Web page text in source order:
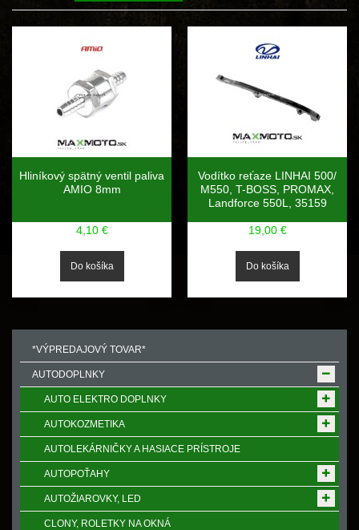
Hliníkový spätný ventil paliva
AMIO 8mm
4,10 €
Vodítko reťaze LINHAI 500/
M550, T-BOSS, PROMAX,
Landforce 550L, 35159
19,00 €
*VÝPREDAJOVÝ TOVAR*
AUTODOPLNKY
AUTO ELEKTRO DOPLNKY
AUTOKOZMETIKA
AUTOLEKÁRNIČKY A HASIACE PRÍSTROJE
AUTOPOŤAHY
AUTOŽIAROVKY, LED
CLONY, ROLETKY NA OKNÁ